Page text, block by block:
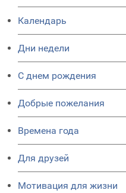
Календарь
Дни недели
C днем рождения
Добрые пожелания
Времена года
Для друзей
Мотивация для жизни